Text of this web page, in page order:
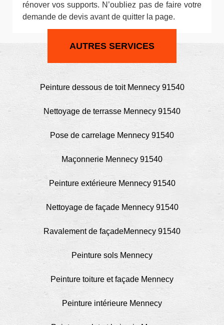
rénover vos supports. N’oubliez pas de faire votre
demande de devis avant de quitter la page.
AUTRES SERVICES
Peinture dessous de toit Mennecy 91540
Nettoyage de terrasse Mennecy 91540
Pose de carrelage Mennecy 91540
Maçonnerie Mennecy 91540
Peinture extérieure Mennecy 91540
Nettoyage de façade Mennecy 91540
Ravalement de façadeMennecy 91540
Peinture sols Mennecy
Peinture toiture et façade Mennecy
Peinture intérieure Mennecy